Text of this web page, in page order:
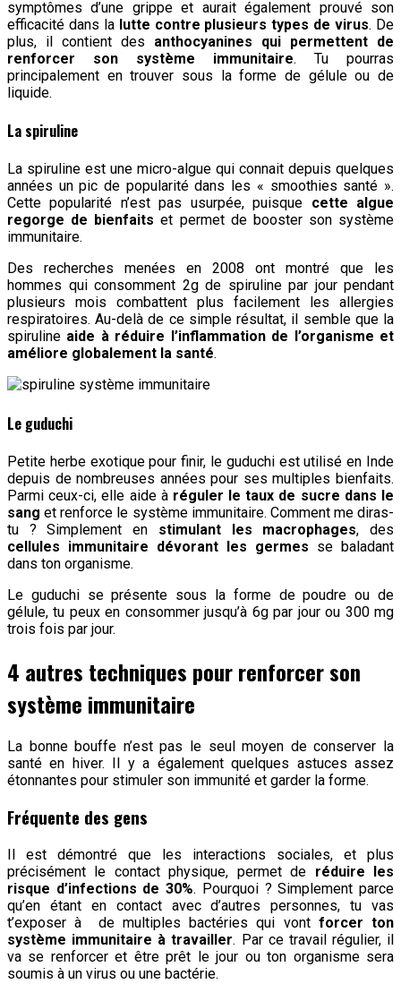
symptômes d’une grippe et aurait également prouvé son
efficacité dans la lutte contre plusieurs types de virus. De
plus, il contient des anthocyanines qui permettent de
renforcer son système immunitaire. Tu pourras
principalement en trouver sous la forme de gélule ou de
liquide.
La spiruline
La spiruline est une micro-algue qui connait depuis quelques
années un pic de popularité dans les « smoothies santé ».
Cette popularité n’est pas usurpée, puisque cette algue
regorge de bienfaits et permet de booster son système
immunitaire.
Des recherches menées en 2008 ont montré que les
hommes qui consomment 2g de spiruline par jour pendant
plusieurs mois combattent plus facilement les allergies
respiratoires. Au-delà de ce simple résultat, il semble que la
spiruline aide à réduire l’inflammation de l’organisme et
améliore globalement la santé.
Le guduchi
Petite herbe exotique pour finir, le guduchi est utilisé en Inde
depuis de nombreuses années pour ses multiples bienfaits.
Parmi ceux-ci, elle aide à réguler le taux de sucre dans le
sang et renforce le système immunitaire. Comment me diras-
tu ? Simplement en stimulant les macrophages, des
cellules immunitaire dévorant les germes se baladant
dans ton organisme.
Le guduchi se présente sous la forme de poudre ou de
gélule, tu peux en consommer jusqu’à 6g par jour ou 300 mg
trois fois par jour.
4 autres techniques pour renforcer son
système immunitaire
La bonne bouffe n’est pas le seul moyen de conserver la
santé en hiver. Il y a également quelques astuces assez
étonnantes pour stimuler son immunité et garder la forme.
Fréquente des gens
Il est démontré que les interactions sociales, et plus
précisément le contact physique, permet de réduire les
risque d’infections de 30%. Pourquoi ? Simplement parce
qu’en étant en contact avec d’autres personnes, tu vas
t’exposer à de multiples bactéries qui vont forcer ton
système immunitaire à travailler. Par ce travail régulier, il
va se renforcer et être prêt le jour ou ton organisme sera
soumis à un virus ou une bactérie.